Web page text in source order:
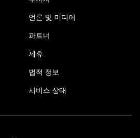
언론 및 미디어
파트너
제휴
법적 정보
서비스 상태